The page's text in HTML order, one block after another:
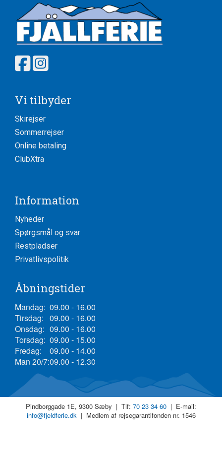
Vi tilbyder
Skirejser
Sommerrejser
Online betaling
ClubXtra
Information
Nyheder
Spørgsmål og svar
Restpladser
Privatlivspolitik
Åbningstider
Mandag: 09.00 - 16.00
Tirsdag: 09.00 - 16.00
Onsdag: 09.00 - 16.00
Torsdag: 09.00 - 15.00
Fredag:
09.00 - 14.00
Man 20/7:09.00 - 12.30
Pindborggade 1E, 9300 Sæby | Tlf: 70 23 34 60 | E-mail:
info@fjeldferie.dk| Medlem af rejsegarantifonden nr. 1546